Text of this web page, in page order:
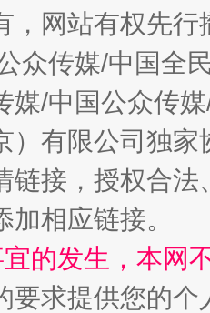
" "炒
，网站有权先
众传媒/中国全
媒/中国公众传
）有限公司独
链接，授权合
相应链接。
的发生，本网
要求提供您的个